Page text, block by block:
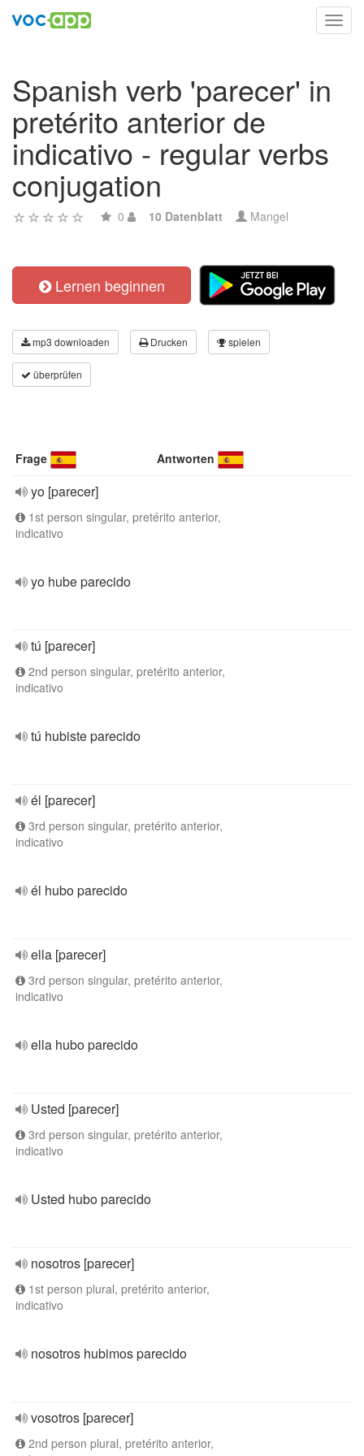
Spanish verb 'parecer' in
pretérito anterior de
indicativo - regular verbs
conjugation
0 10 Datenblatt Mangel
Lernen beginnen
mp3 downloaden Drucken spielen
überprüfen
Frage Antworten
yo [parecer]
1st person singular, pretérito anterior,
indicativo
yo hube parecido
tú [parecer]
2nd person singular, pretérito anterior,
indicativo
tú hubiste parecido
él [parecer]
3rd person singular, pretérito anterior,
indicativo
él hubo parecido
ella [parecer]
3rd person singular, pretérito anterior,
indicativo
ella hubo parecido
Usted [parecer]
3rd person singular, pretérito anterior,
indicativo
Usted hubo parecido
nosotros [parecer]
1st person plural, pretérito anterior,
indicativo
nosotros hubimos parecido
vosotros [parecer]
2nd person plural, pretérito anterior,